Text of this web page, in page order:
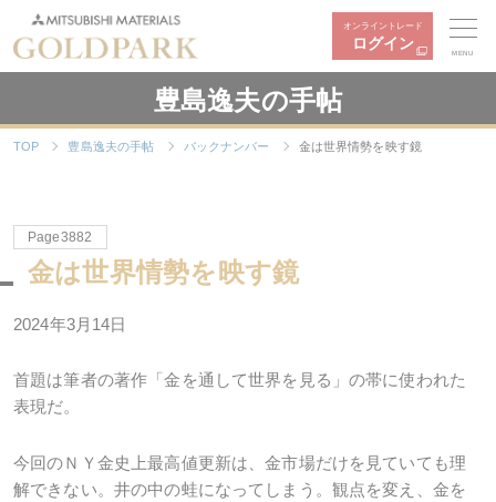
オンライントレード
ログイン
MENU
豊島逸夫の手帖
TOP 豊島逸夫の手帖 バックナンバー 金は世界情勢を映す鏡
Page3882
金は世界情勢を映す鏡
2024年3月14日
首題は筆者の著作「金を通して世界を見る」の帯に使われた
表現だ。
今回のＮＹ金史上最高値更新は、金市場だけを見ていても理
解できない。井の中の蛙になってしまう。観点を変え、金を